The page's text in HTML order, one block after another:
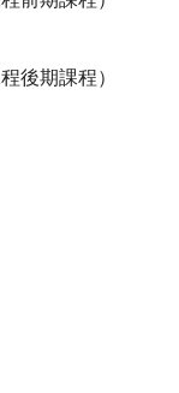
後期課程）